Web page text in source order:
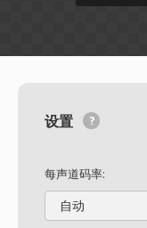
设置
每声道码率:
自动